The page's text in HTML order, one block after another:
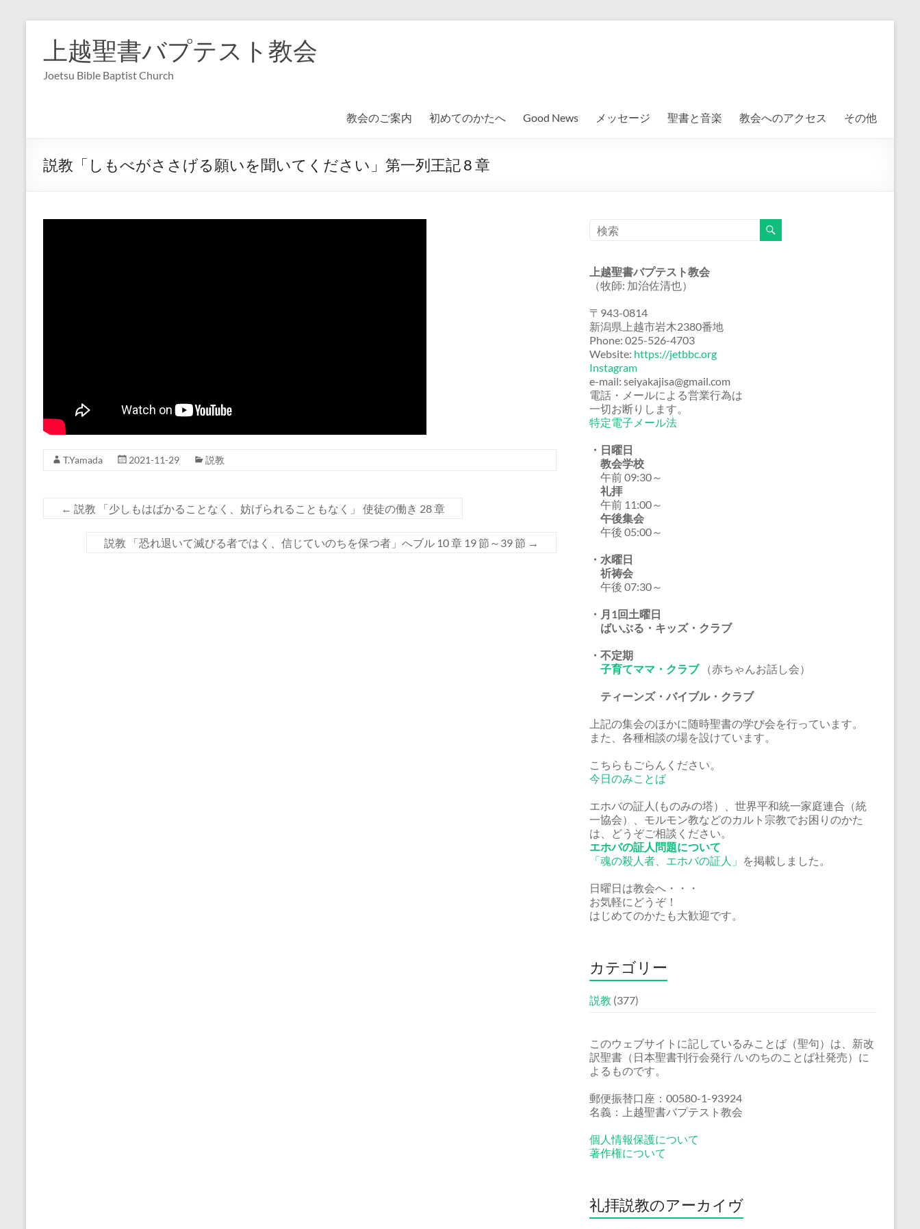
上越聖書バプテスト教会
Joetsu Bible Baptist Church
教会のご案内 初めてのかたへ Good News メッセージ 聖書と音楽 教会へのアクセス その他
説教「しもべがささげる願いを聞いてください」第一列王記 8 章
T.Yamada 2021-11-29 説教
← 説教 「少しもはばかることなく、妨げられることもなく」 使徒の働き 28 章
説教 「恐れ退いて滅びる者ではく、信じていのちを保つ者」へブル 10 章 19 節～39 節 →
上越聖書バプテスト教会
（牧師: 加治佐清也）
〒943-0814
新潟県上越市岩木2380番地
Phone: 025-526-4703
Website: https://jetbbc.org
Instagram
e-mail: seiyakajisa@gmail.com
電話・メールによる営業行為は
一切お断りします。
特定電子メール法
・日曜日
教会学校
午前 09:30～
礼拝
午前 11:00～
午後集会
午後 05:00～
・水曜日
祈祷会
午後 07:30～
・月1回土曜日
ばいぶる・キッズ・クラブ
・不定期
子育てママ・クラブ（赤ちゃんお話し会）
ティーンズ・バイブル・クラブ
上記の集会のほかに随時聖書の学び会を行っています。
また、各種相談の場を設けています。
こちらもごらんください。
今日のみことば
エホバの証人(ものみの塔）、世界平和統一家庭連合（統
一協会）、モルモン教などのカルト宗教でお困りのかた
は、どうぞご相談ください。
エホバの証人問題について
「魂の殺人者、エホバの証人」 を掲載しました。
日曜日は教会へ・・・
お気軽にどうぞ！
はじめてのかたも大歓迎です。
カテゴリー
説教 (377)
このウェブサイトに記しているみことば（聖句）は、新改
訳聖書（日本聖書刊行会発行 /いのちのことば社発売）に
よるものです。
郵便振替口座：00580-1-93924
名義：上越聖書バプテスト教会
個人情報保護について
著作権について
礼拝説教のアーカイヴ